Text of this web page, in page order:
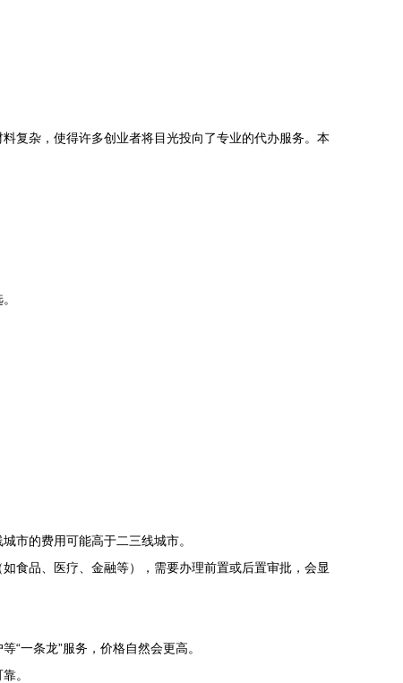
复杂，使得许多创业者将目光投向了专业的代办服务。本
市的费用可能高于二三线城市。
食品、医疗、金融等），需要办理前置或后置审批，会显
一条龙”服务，价格自然会更高。
。